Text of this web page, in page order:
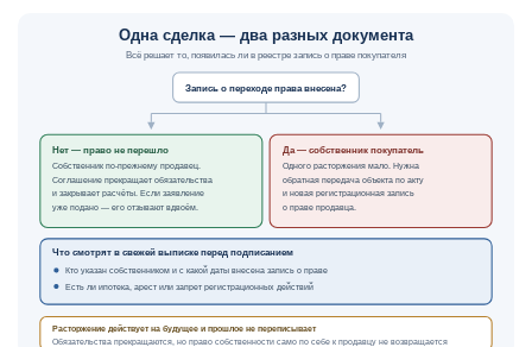
Одна сделка — два разных документа
Всё решает то, появилась ли в реестре запись о праве покупателя
Запись о переходе права внесена?
Нет — право не перешло
Собственник по-прежнему продавец.
Соглашение прекращает обязательства
и закрывает расчёты. Если заявление
уже подано — его отзывают вдвоём.
Да — собственник покупатель
Одного расторжения мало. Нужна
обратная передача объекта по акту
и новая регистрационная запись
о праве продавца.
Что смотрят в свежей выписке перед подписанием
Кто указан собственником и с какой даты внесена запись о праве
Есть ли ипотека, арест или запрет регистрационных действий
Расторжение действует на будущее и прошлое не переписывает
Обязательства прекращаются, но право собственности само по себе к продавцу не возвращается